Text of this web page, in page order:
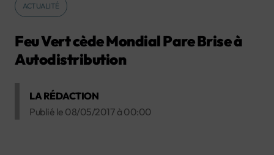
ACTUALITÉ
Feu Vert cède Mondial Pare Brise à
Autodistribution
LA RÉDACTION
Publié le 08/05/2017 à 00:00